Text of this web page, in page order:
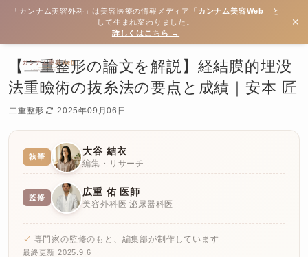
「カンナム美容外科」は美容医療の情報メディア 「カンナム美容Web」
と
して生まれ変わりました。
詳しくはこちら →
✕
【二重整形の論文を解説】経結膜的埋没
法重瞼術の抜糸法の要点と成績｜安本 匠
二重整形 2025年09月06日
執筆 大谷 結衣
編集・リサーチ
監修 広重 佑 医師
美容外科医 泌尿器科医
専門家の監修のもと、編集部が制作しています
最終更新 2025.9.6